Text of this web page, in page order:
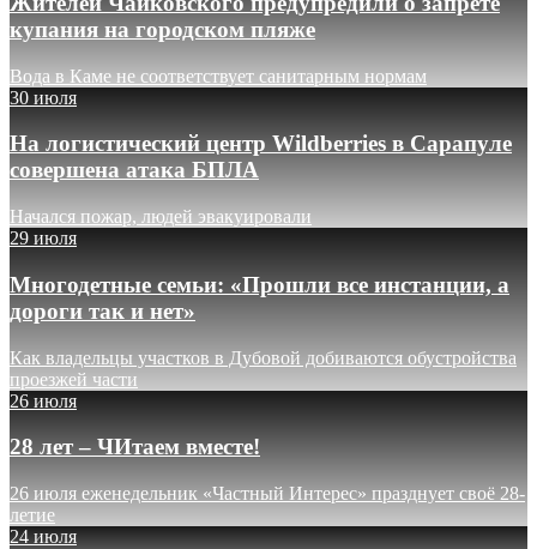
купания на городском пляже
Вода в Каме не соответствует санитарным нормам
30 июля
На логистический центр Wildberries в Сарапуле
совершена атака БПЛА
Начался пожар, людей эвакуировали
29 июля
Многодетные семьи: «Прошли все инстанции, а
дороги так и нет»
Как владельцы участков в Дубовой добиваются обустройства
проезжей части
26 июля
28 лет – ЧИтаем вместе!
26 июля еженедельник «Частный Интерес» празднует своё 28-
летие
24 июля